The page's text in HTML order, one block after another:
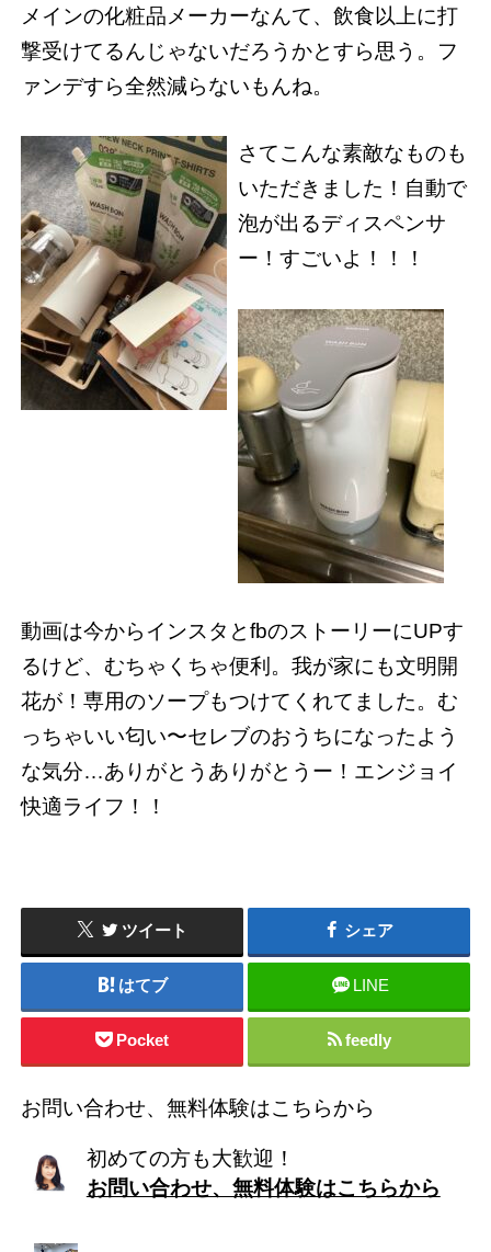
メインの化粧品メーカーなんて、飲食以上に打
撃受けてるんじゃないだろうかとすら思う。フ
ァンデすら全然減らないもんね。
さてこんな素敵なものも
いただきました！自動で
泡が出るディスペンサ
ー！すごいよ！！！
動画は今からインスタとfbのストーリーにUPす
るけど、むちゃくちゃ便利。我が家にも文明開
花が！専用のソープもつけてくれてました。む
っちゃいい匂い〜セレブのおうちになったよう
な気分…ありがとうありがとうー！エンジョイ
快適ライフ！！
ツイート シェア
はてブ LINE
Pocket feedly
お問い合わせ、無料体験はこちらから
初めての方も大歓迎！
お問い合わせ、無料体験はこちらから